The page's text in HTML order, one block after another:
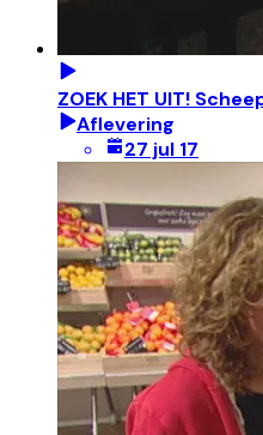
ZOEK HET UIT!
Aflevering
27 jul 17